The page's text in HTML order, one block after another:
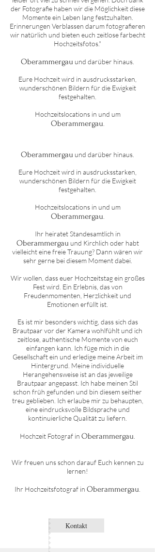
der Fotografie haben wir die Möglichkeit diese
Momente ein Leben lang festzuhalten.
Erinnerungen Verblassen darum fotografieren
wir natürlich und bieten euch zeitlose farbecht
Hochzeitsfotos."
Oberammergau und darüber hinaus.
Eure Hochzeit wird in ausdrucksstarken,
wunderschönen Bildern für die Ewigkeit
festgehalten.
Hochzeitslocations in und um
Oberammergau
Oberammergau und darüber hinaus.
Eure Hochzeit wird in ausdrucksstarken,
wunderschönen Bildern für die Ewigkeit
festgehalten.
Hochzeitslocations in und um
Oberammergau
Ihr heiratet Standesamtlich in
Oberammergau und Kirchlich oder habt
vielleicht eine freie Trauung? Dann wären wir
sehr gerne bei diesem Moment dabei.
Wir wollen, dass euer Hochzeitstag ein großes
Fest wird. Ein Erlebnis, das von
Freudenmomenten, Herzlichkeit und
Emotionen erfüllt ist.
Es ist mir besonders wichtig, dass sich das
Brautpaar vor der Kamera wohlfühlt und ich
zeitlose, authentische Momente von euch
einfangen kann. Ich füge mich in die
Gesellschaft ein und erledige meine Arbeit im
Hintergrund. Meine individuelle
Herangehensweise ist an das jeweilige
Brautpaar angepasst. Ich habe meinen Stil
schon früh gefunden und bin diesem seither
treu geblieben. Ich erlaube mir zu behaupten,
eine eindrucksvolle Bildsprache und
kontinuierliche Qualität zu liefern.
Hochzeit Fotograf in Oberammergau
Wir freuen uns schon darauf Euch kennen zu
lernen!
Ihr Hochzeitsfotograf in Oberammergau
Kontakt